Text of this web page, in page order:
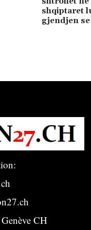
shqiptaret
gjendjen
CH